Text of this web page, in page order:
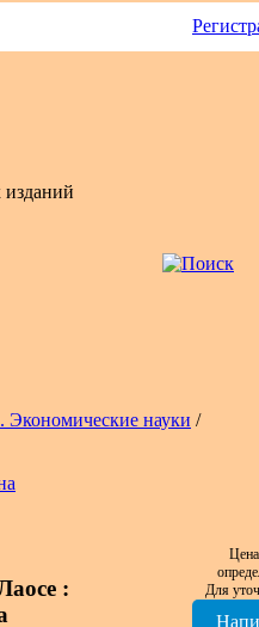
Экономические науки /
:
Для